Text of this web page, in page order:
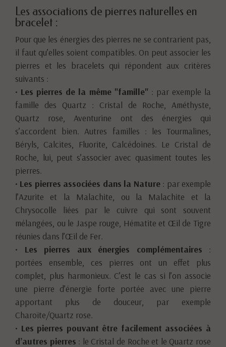
Les associations de pierres naturelles en
bracelet :
Pour que les énergies des pierres ne se contrarient pas,
il faut qu’elles soient compatibles. On peut associer les
pierres et les bracelets qui répondent aux critères
suivants :
• Les pierres de la même "famille": par exemple la
famille des Quartz : Cristal de Roche, Améthyste,
Quartz rose, Aventurine ont des énergies qui
s’accordent bien. Autres familles : les Tourmalines,
Béryls, Calcites, Fluorite, Calcédoines. Le Cristal de
Roche, lui, peut s’associer avec quasiment toutes les
pierres.
• Les pierres associées dans la Nature: par exemple
l’Azurite et la Malachite, ou la Malachite et la
Chrysocolle liées par le cuivre qui sont souvent
mélangées, ou le Jaspe rouge, Hématite et Œil de Tigre
réunies dans l’Œil de Fer.
• Les pierres aux énergies complémentaires :
portées ensemble, ces pierres ont un effet plus
complet, plus harmonieux. C’est le cas si l’on associe
une pierre d’énergie forte portée avec une pierre
apportant plus de douceur, par exemple
Charoïte/Quartz rose.
• Les pierres pouvant être facilement associées à
d’autres pierres : le Cristal de Roche et le Quartz rose